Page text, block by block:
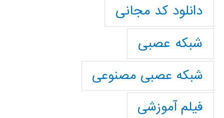
دانلود کد مجانی
شبکه عصبی
شبکه عصبی مصنوعی
فیلم آموزشی